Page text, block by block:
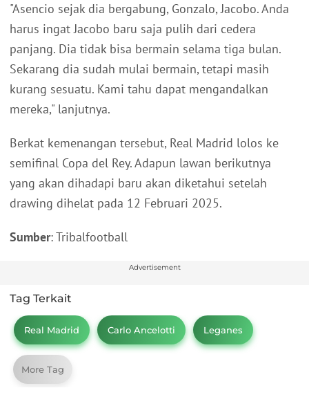
"Asencio sejak dia bergabung, Gonzalo, Jacobo. Anda
harus ingat Jacobo baru saja pulih dari cedera
panjang. Dia tidak bisa bermain selama tiga bulan.
Sekarang dia sudah mulai bermain, tetapi masih
kurang sesuatu. Kami tahu dapat mengandalkan
mereka," lanjutnya.
Berkat kemenangan tersebut, Real Madrid lolos ke
semifinal Copa del Rey. Adapun lawan berikutnya
yang akan dihadapi baru akan diketahui setelah
drawing dihelat pada 12 Februari 2025.
Sumber: Tribalfootball
Advertisement
Tag Terkait
Real Madrid Carlo Ancelotti Leganes
More Tag